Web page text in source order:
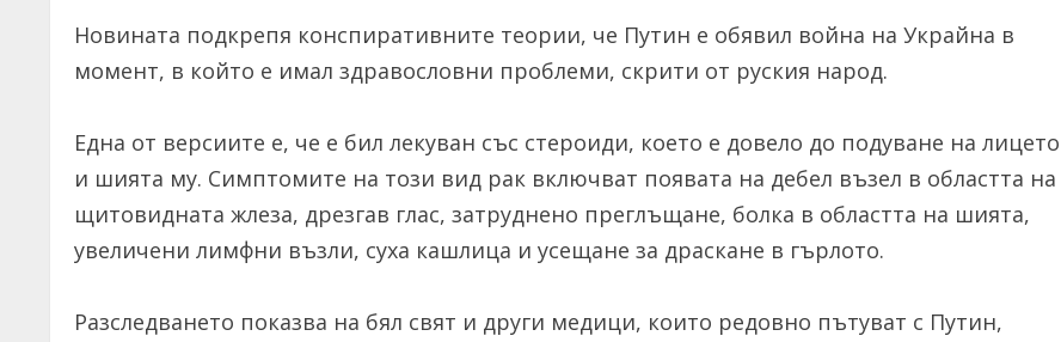
Новината подкрепя конспиративните теории, че Путин е обявил война на Украйна в
момент, в който е имал здравословни проблеми, скрити от руския народ.
Една от версиите е, че е бил лекуван със стероиди, което е довело до подуване на лицето
и шията му. Симптомите на този вид рак включват появата на дебел възел в областта на
щитовидната жлеза, дрезгав глас, затруднено преглъщане, болка в областта на шията,
увеличени лимфни възли, суха кашлица и усещане за драскане в гърлото.
Разследването показва на бял свят и други медици, които редовно пътуват с Путин,